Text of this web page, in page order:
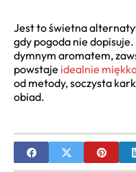
Jest to świetna
gdy pogoda nie
dymnym aromatem,
powstaje idealnie
od metody, soczysta
obiad.